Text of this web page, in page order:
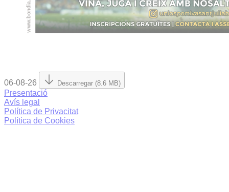
06-08-26 Descarregar (8.6 MB)
Presentació
Avís legal
Política de Privacitat
Política de Cookies